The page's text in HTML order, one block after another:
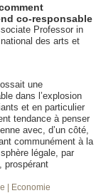
co-responsable
Professor in
des arts et
une
dans l’explosion
et en particulier
tendance à penser
avec, d’un côté,
communément à la
légale, par
prospérant
| Economie